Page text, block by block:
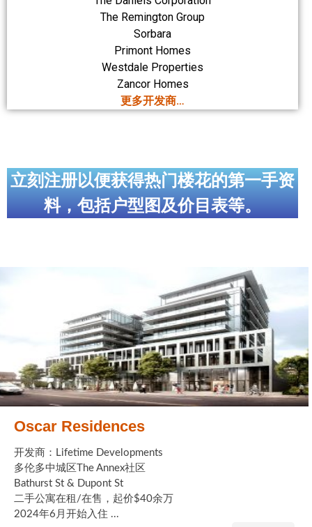
The Remington Group
Sorbara
Primont Homes
Westdale Properties
Zancor Homes
更多开发商…
立刻注册以便获得热门楼花的第一手资
料，包括户型图及价目表等。
Oscar Residences
开发商：Lifetime Developments
多伦多中城区The Annex社区
Bathurst St & Dupont St
二手公寓在租/在售，起价$40余万
2024年6月开始入住 ...